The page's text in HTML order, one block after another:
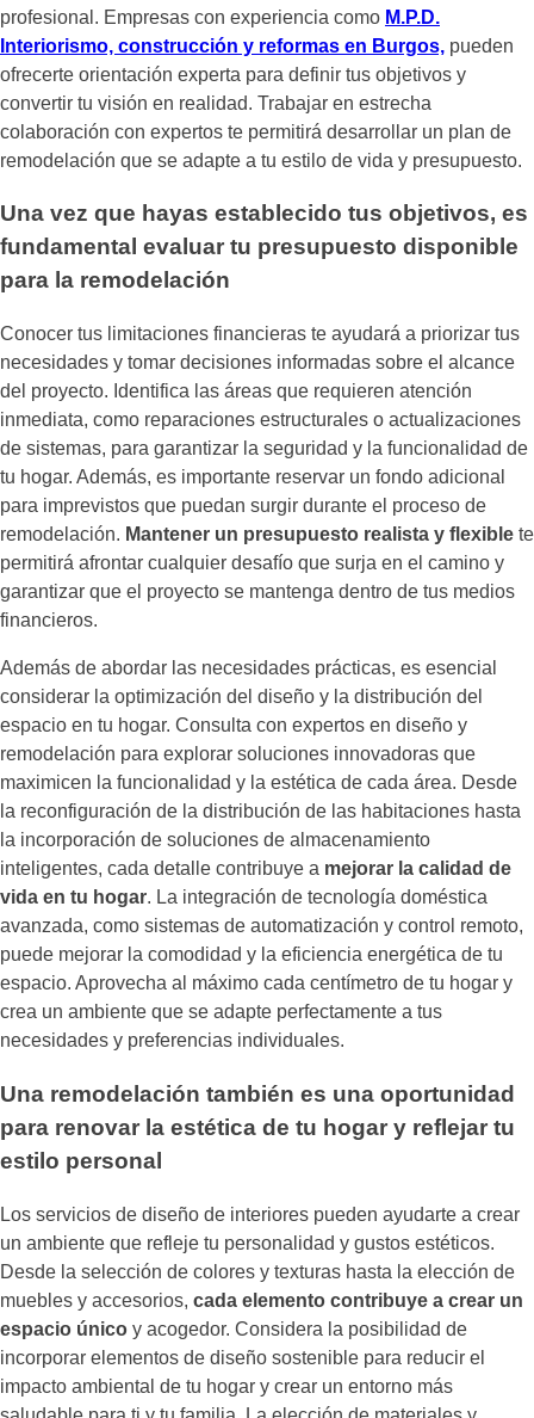
profesional. Empresas con experiencia como M.P.D.
Interiorismo, construcción y reformas en Burgos, pueden
ofrecerte orientación experta para definir tus objetivos y
convertir tu visión en realidad. Trabajar en estrecha
colaboración con expertos te permitirá desarrollar un plan de
remodelación que se adapte a tu estilo de vida y presupuesto.
Una vez que hayas establecido tus objetivos, es
fundamental evaluar tu presupuesto disponible
para la remodelación
Conocer tus limitaciones financieras te ayudará a priorizar tus
necesidades y tomar decisiones informadas sobre el alcance
del proyecto. Identifica las áreas que requieren atención
inmediata, como reparaciones estructurales o actualizaciones
de sistemas, para garantizar la seguridad y la funcionalidad de
tu hogar. Además, es importante reservar un fondo adicional
para imprevistos que puedan surgir durante el proceso de
remodelación. Mantener un presupuesto realista y flexible te
permitirá afrontar cualquier desafío que surja en el camino y
garantizar que el proyecto se mantenga dentro de tus medios
financieros.
Además de abordar las necesidades prácticas, es esencial
considerar la optimización del diseño y la distribución del
espacio en tu hogar. Consulta con expertos en diseño y
remodelación para explorar soluciones innovadoras que
maximicen la funcionalidad y la estética de cada área. Desde
la reconfiguración de la distribución de las habitaciones hasta
la incorporación de soluciones de almacenamiento
inteligentes, cada detalle contribuye a mejorar la calidad de
vida en tu hogar. La integración de tecnología doméstica
avanzada, como sistemas de automatización y control remoto,
puede mejorar la comodidad y la eficiencia energética de tu
espacio. Aprovecha al máximo cada centímetro de tu hogar y
crea un ambiente que se adapte perfectamente a tus
necesidades y preferencias individuales.
Una remodelación también es una oportunidad
para renovar la estética de tu hogar y reflejar tu
estilo personal
Los servicios de diseño de interiores pueden ayudarte a crear
un ambiente que refleje tu personalidad y gustos estéticos.
Desde la selección de colores y texturas hasta la elección de
muebles y accesorios, cada elemento contribuye a crear un
espacio único y acogedor. Considera la posibilidad de
incorporar elementos de diseño sostenible para reducir el
impacto ambiental de tu hogar y crear un entorno más